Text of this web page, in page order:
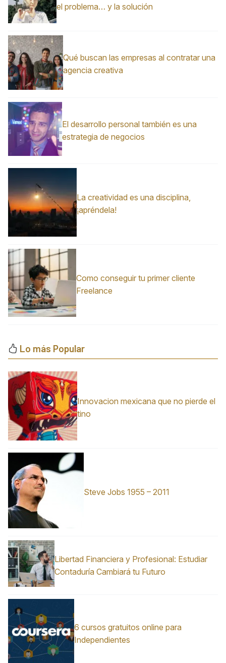
el problema… y la solución
Qué buscan las empresas al contratar una
agencia creativa
El desarrollo personal también es una
estrategia de negocios
La creatividad es una disciplina,
¡apréndela!
Como conseguir tu primer cliente
Freelance
Lo más Popular
Innovacion mexicana que no pierde el
tino
Steve Jobs 1955 – 2011
Libertad Financiera y Profesional: Estudiar
Contaduría Cambiará tu Futuro
6 cursos gratuitos online para
Independientes